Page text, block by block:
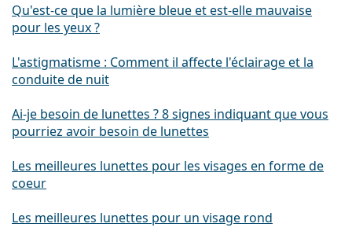
Qu'est-ce que la lumière bleue et est-elle mauvaise
pour les yeux ?
L'astigmatisme : Comment il affecte l'éclairage et la
conduite de nuit
Ai-je besoin de lunettes ? 8 signes indiquant que vous
pourriez avoir besoin de lunettes
Les meilleures lunettes pour les visages en forme de
coeur
Les meilleures lunettes pour un visage rond